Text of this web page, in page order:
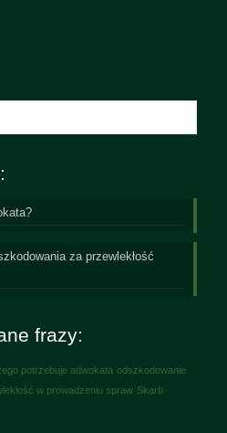
za przewlekłość
frazy:
potrzebuje adwokata odszkodowanie
w prowadzeniu spraw Skarb